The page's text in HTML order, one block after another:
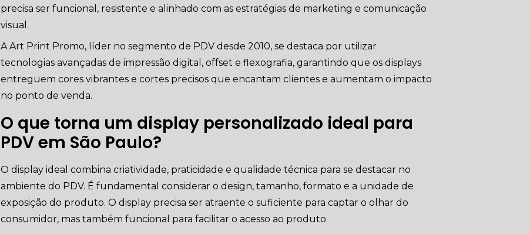
precisa ser funcional, resistente e alinhado com as estratégias de marketing e comunicação
visual.
A Art Print Promo, líder no segmento de PDV desde 2010, se destaca por utilizar
tecnologias avançadas de impressão digital, offset e flexografia, garantindo que os displays
entreguem cores vibrantes e cortes precisos que encantam clientes e aumentam o impacto
no ponto de venda.
O que torna um display personalizado ideal para
PDV em São Paulo?
O display ideal combina criatividade, praticidade e qualidade técnica para se destacar no
ambiente do PDV. É fundamental considerar o design, tamanho, formato e a unidade de
exposição do produto. O display precisa ser atraente o suficiente para captar o olhar do
consumidor, mas também funcional para facilitar o acesso ao produto.